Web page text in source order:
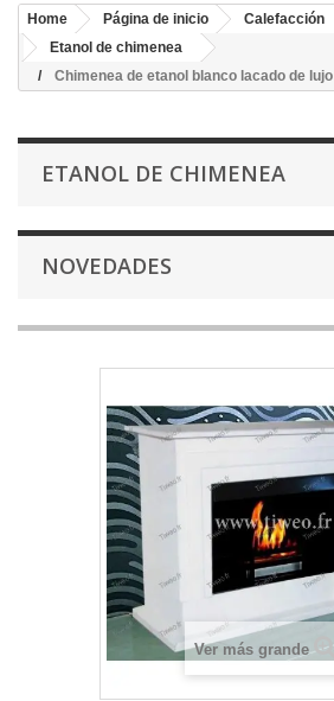
Home Página de inicio
Calefacción
Etanol de chimenea
Chimenea de etanol blanco lacado de lujo
ETANOL DE CHIMENEA
NOVEDADES
Ver más grande